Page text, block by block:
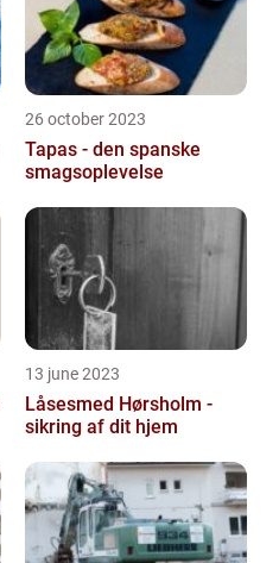
26 october 2023
Tapas - den spanske
smagsoplevelse
13 june 2023
Låsesmed Hørsholm -
sikring af dit hjem